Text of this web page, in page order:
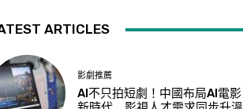
ARTICLES
影劇推薦
AI不只拍短劇！中國布局AI電影